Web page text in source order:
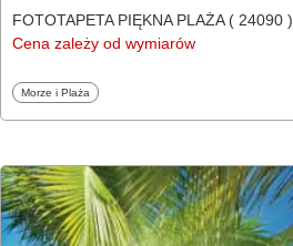
FOTOTAPETA PIĘKNA PLAŻA ( 24090 )
Cena zależy od wymiarów
Fototapety
Morze i Plaża